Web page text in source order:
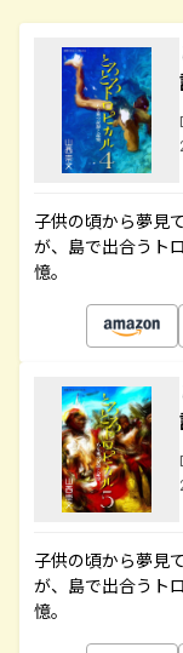
子供の頃から夢見
が、島で出合うト
憶。
子供の頃から夢見
が、島で出合うト
憶。